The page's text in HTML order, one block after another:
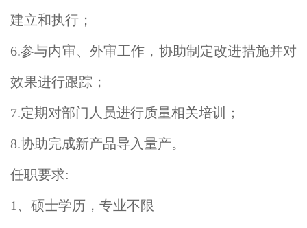
建立和执行；
6.参与内审、外审工作，协助制定改进措施并对
效果进行跟踪；
7.定期对部门人员进行质量相关培训；
8.协助完成新产品导入量产。
任职要求:
1、硕士学历，专业不限